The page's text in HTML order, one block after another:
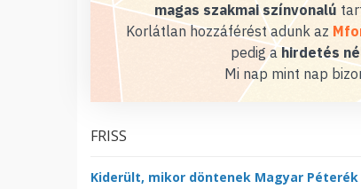
magas szakmai színvonalú
Korlátlan hozzáférést adunk az
pedig ahirdetés
Mi nap mint nap
FRISS
Kiderült, mikor döntenek Magyar Péterék